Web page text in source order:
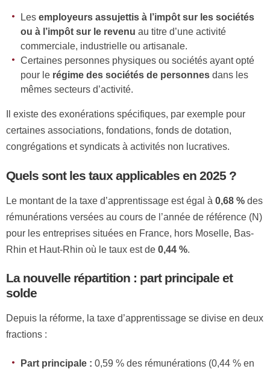
Les employeurs assujettis à l’impôt sur les sociétés
ou à l’impôt sur le revenu au titre d’une activité
commerciale, industrielle ou artisanale.
Certaines personnes physiques ou sociétés ayant opté
pour le régime des sociétés de personnes dans les
mêmes secteurs d’activité.
Il existe des exonérations spécifiques, par exemple pour
certaines associations, fondations, fonds de dotation,
congrégations et syndicats à activités non lucratives.
Quels sont les taux applicables en 2025 ?
Le montant de la taxe d’apprentissage est égal à 0,68 % des
rémunérations versées au cours de l’année de référence (N)
pour les entreprises situées en France, hors Moselle, Bas-
Rhin et Haut-Rhin où le taux est de 0,44 %.
La nouvelle répartition : part principale et
solde
Depuis la réforme, la taxe d’apprentissage se divise en deux
fractions :
Part principale : 0,59 % des rémunérations (0,44 % en